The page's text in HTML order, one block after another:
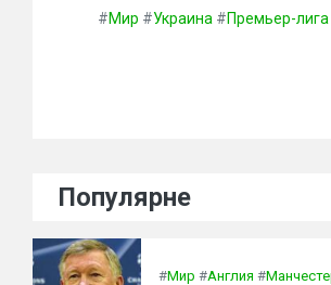
#Мир #Украина #Премьер-лига
Популярне
#Мир #Англия #